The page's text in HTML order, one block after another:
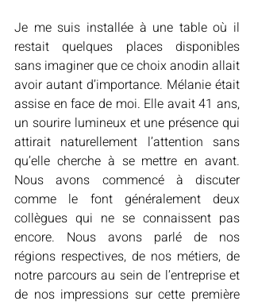
Je me suis installée à une table où il
restait quelques places disponibles
sans imaginer que ce choix anodin allait
avoir autant d’importance. Mélanie était
assise en face de moi. Elle avait 41 ans,
un sourire lumineux et une présence qui
attirait naturellement l’attention sans
qu’elle cherche à se mettre en avant.
Nous avons commencé à discuter
comme le font généralement deux
collègues qui ne se connaissent pas
encore. Nous avons parlé de nos
régions respectives, de nos métiers, de
notre parcours au sein de l’entreprise et
de nos impressions sur cette première